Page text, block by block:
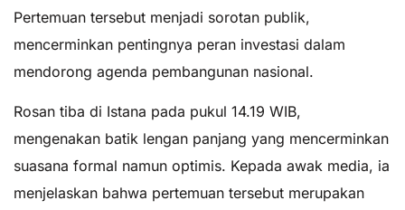
Pertemuan tersebut menjadi sorotan publik,
mencerminkan pentingnya peran investasi dalam
mendorong agenda pembangunan nasional.
Rosan tiba di Istana pada pukul 14.19 WIB,
mengenakan batik lengan panjang yang mencerminkan
suasana formal namun optimis. Kepada awak media, ia
menjelaskan bahwa pertemuan tersebut merupakan